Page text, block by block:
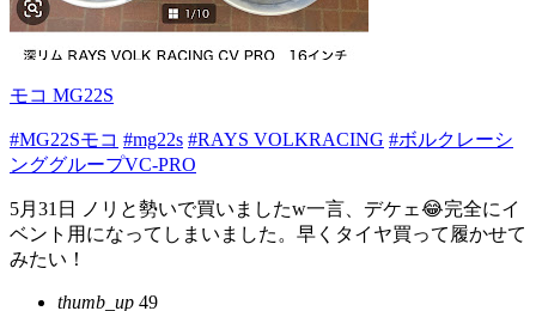
モコ MG22S
#MG22Sモコ #mg22s #RAYS VOLKRACING #ボルクレーシ
ンググループVC-PRO
5月31日 ノリと勢いで買いましたw一言、デケェ😂完全にイ
ベント用になってしまいました。早くタイヤ買って履かせて
みたい！
thumb_up 49